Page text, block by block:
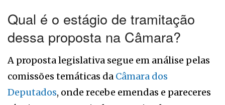
Qual é o estágio de tramitação
dessa proposta na Câmara?
A proposta legislativa segue em análise pelas
comissões temáticas da Câmara dos
Deputados, onde recebe emendas e pareceres